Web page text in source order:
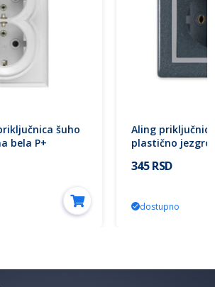
šuho
bela P+
Aling
plastično
345 RSD
dostupno